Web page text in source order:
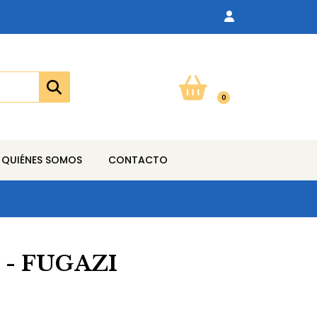
0
QUIÉNES SOMOS CONTACTO
FUGAZI